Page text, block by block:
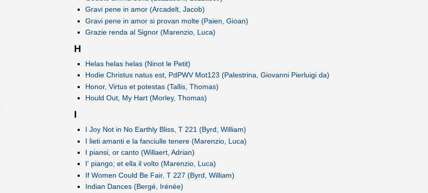
Gravi pene in amor (Arcadelt, Jacob)
Gravi pene in amor si provan molte (Paien, Gioan)
Grazie renda al Signor (Marenzio, Luca)
H
Helas helas helas (Ninot le Petit)
Hodie Christus natus est, PdPWV Mot123 (Palestrina, Giovanni Pierluigi da)
Honor, Virtus et potestas (Tallis, Thomas)
Hould Out, My Hart (Morley, Thomas)
I
I Joy Not in No Earthly Bliss, T 221 (Byrd, William)
I lieti amanti e la fanciulle tenere (Marenzio, Luca)
I piansi, or canto (Willaert, Adrian)
I' piango; et ella il volto (Marenzio, Luca)
If Women Could Be Fair, T 227 (Byrd, William)
Indian Dances (Bergé, Irénée)